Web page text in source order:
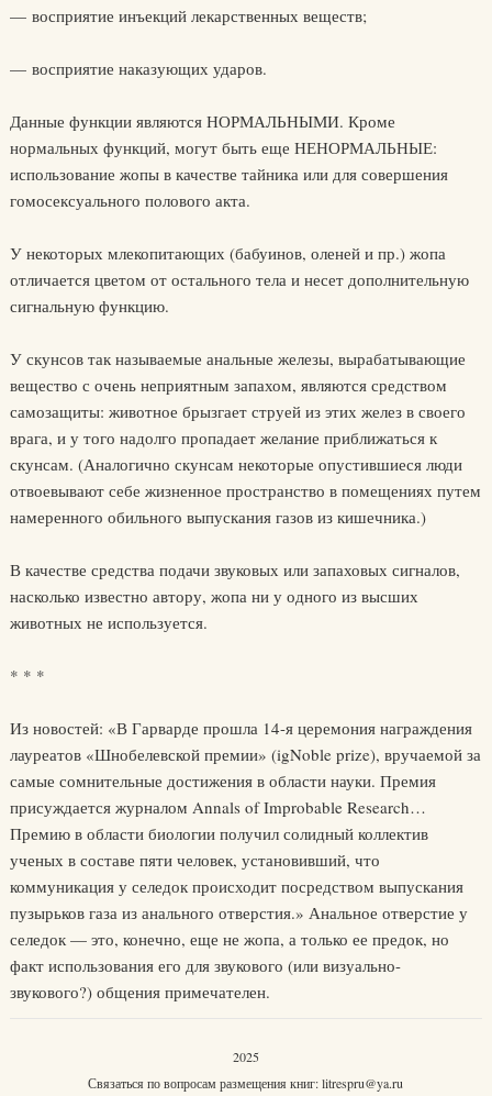
— восприятие инъекций лекарственных веществ;
— восприятие наказующих ударов.
Данные функции являются НОРМАЛЬНЫМИ. Кроме
нормальных функций, могут быть еще НЕНОРМАЛЬНЫЕ:
использование жопы в качестве тайника или для совершения
гомосексуального полового акта.
У некоторых млекопитающих (бабуинов, оленей и пр.) жопа
отличается цветом от остального тела и несет дополнительную
сигнальную функцию.
У скунсов так называемые анальные железы, вырабатывающие
вещество с очень неприятным запахом, являются средством
самозащиты: животное брызгает струей из этих желез в своего
врага, и у того надолго пропадает желание приближаться к
скунсам. (Аналогично скунсам некоторые опустившиеся люди
отвоевывают себе жизненное пространство в помещениях путем
намеренного обильного выпускания газов из кишечника.)
В качестве средства подачи звуковых или запаховых сигналов,
насколько известно автору, жопа ни у одного из высших
животных не используется.
* * *
Из новостей: «В Гарварде прошла 14-я церемония награждения
лауреатов «Шнобелевской премии» (igNoble prize), вручаемой за
самые сомнительные достижения в области науки. Премия
присуждается журналом Annals of Improbable Research…
Премию в области биологии получил солидный коллектив
ученых в составе пяти человек, установивший, что
коммуникация у селедок происходит посредством выпускания
пузырьков газа из анального отверстия.» Анальное отверстие у
селедок — это, конечно, еще не жопа, а только ее предок, но
факт использования его для звукового (или визуально-
звукового?) общения примечателен.
2025
Связаться по вопросам размещения книг:litrespru@ya.ru